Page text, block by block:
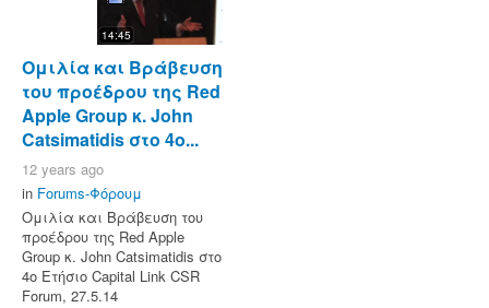
14:45
Ομιλία και Βράβευση
του προέδρου της Red
Apple Group κ. John
Catsimatidis στο 4ο...
12 years ago
in Forums-Φόρουμ
Ομιλία και Βράβευση του
προέδρου της Red Apple
Group κ. John Catsimatidis στο
4ο Ετήσιο Capital Link CSR
Forum, 27.5.14